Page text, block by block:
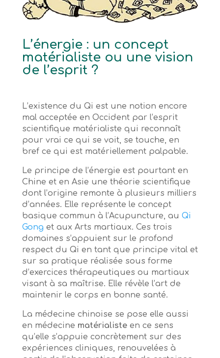
L’énergie : un concept
matérialiste ou une vision
de l’esprit ?
L’existence du Qi est une notion encore
mal acceptée en Occident par l’esprit
scientifique matérialiste qui reconnaît
pour vrai ce qui se voit, se touche, en
bref ce qui est matériellement palpable.
Le principe de l’énergie est pourtant en
Chine et en Asie une théorie scientifique
dont l’origine remonte à plusieurs milliers
d’années. Elle représente le concept
basique commun à l’Acupuncture, au Qi
Gong et aux Arts martiaux. Ces trois
domaines s’appuient sur le profond
respect du Qi en tant que principe vital et
sur sa pratique réalisée sous forme
d’exercices thérapeutiques ou martiaux
visant à sa maîtrise. Elle révèle l’art de
maintenir le corps en bonne santé.
La médecine chinoise se pose elle aussi
en médecine matérialiste en ce sens
qu’elle s’appuie concrètement sur des
expériences cliniques, renouvelées à